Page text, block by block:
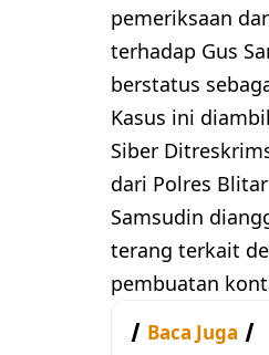
pemeriksaan
terhadap Gus
berstatus
Kasus ini
Siber
dari Polres
Samsudin
terang terkait
pembuatan
Baca Juga